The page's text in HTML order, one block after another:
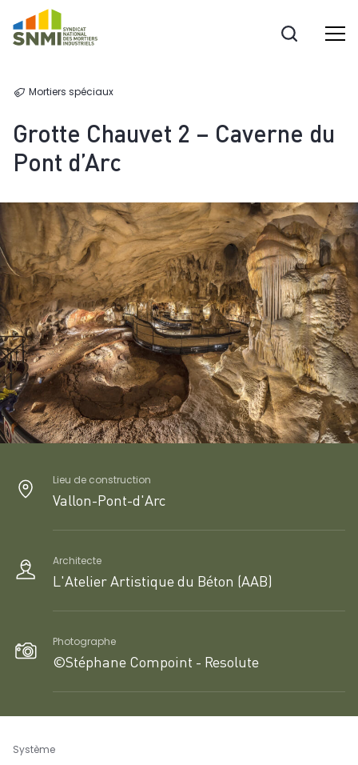
Mortiers spéciaux
Grotte Chauvet 2 – Caverne du
Pont d’Arc
Lieu de construction
Vallon-Pont-d'Arc
Architecte
L'Atelier Artistique du Béton (AAB)
Photographe
©Stéphane Compoint - Resolute
Système
Cookies management panel